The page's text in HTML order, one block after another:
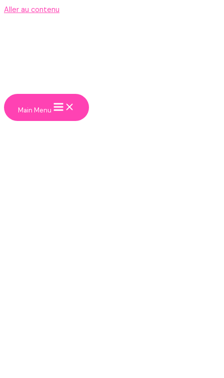
Aller au contenu
Main Menu